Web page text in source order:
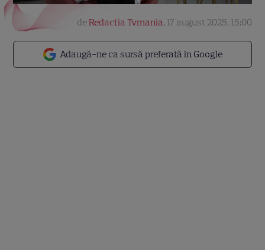
Adaugă-ne ca sursă preferată în Google
deRedactia Tvmania, 17 august 2025, 15:00